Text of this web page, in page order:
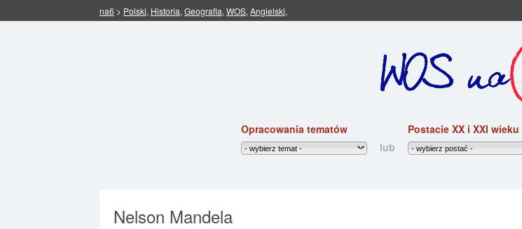
na6 > Polski, Historia, Geografia, WOS, Angielski,
Opracowania tematów
lub
Postacie XX i XXI wieku
Nelson Mandela